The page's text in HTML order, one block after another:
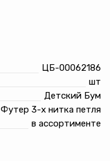
ЦБ-00062186
шт
Детский Бум
Футер 3-х нитка петля
в ассортименте